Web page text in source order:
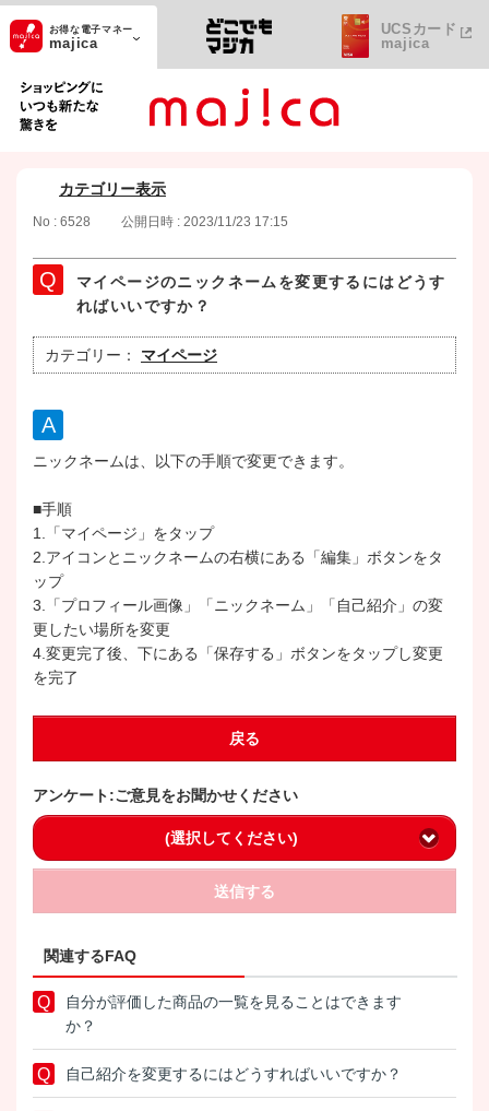
ショッピングにいつも新たな驚きを
お得な電子マネー
majica
UCSカード
majica
カテゴリー表示
No : 6528 公開日時 : 2023/11/23 17:15
マイページのニックネームを変更するにはどうす
ればいいですか？
カテゴリー： マイページ
ニックネームは、以下の手順で変更できます。
■手順
1.「マイページ」をタップ
2.アイコンとニックネームの右横にある「編集」ボタンをタ
ップ
3.「プロフィール画像」「ニックネーム」「自己紹介」の変
更したい場所を変更
4.変更完了後、下にある「保存する」ボタンをタップし変更
を完了
戻る
アンケート:ご意見をお聞かせください
(選択してください)
送信する
関連するFAQ
自分が評価した商品の一覧を見ることはできます
か？
自己紹介を変更するにはどうすればいいですか？